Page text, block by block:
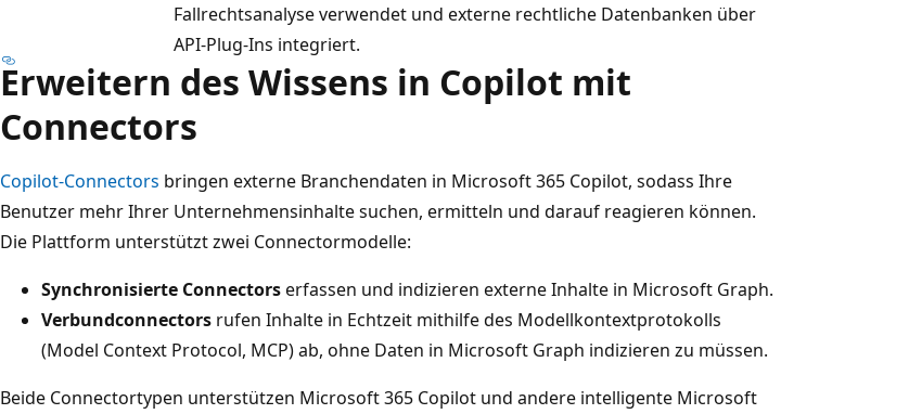
Fallrechtsanalyse verwendet und externe rechtliche Datenbanken über
API-Plug-Ins integriert.
Erweitern des Wissens in Copilot mit
Connectors
Copilot-Connectors bringen externe Branchendaten in Microsoft 365 Copilot, sodass Ihre
Benutzer mehr Ihrer Unternehmensinhalte suchen, ermitteln und darauf reagieren können.
Die Plattform unterstützt zwei Connectormodelle:
Synchronisierte Connectorserfassen und indizieren externe Inhalte in Microsoft Graph.
Verbundconnectors rufen Inhalte in Echtzeit mithilfe des Modellkontextprotokolls
(Model Context Protocol, MCP) ab, ohne Daten in Microsoft Graph indizieren zu müssen.
Beide Connectortypen unterstützen Microsoft 365 Copilot und andere intelligente Microsoft